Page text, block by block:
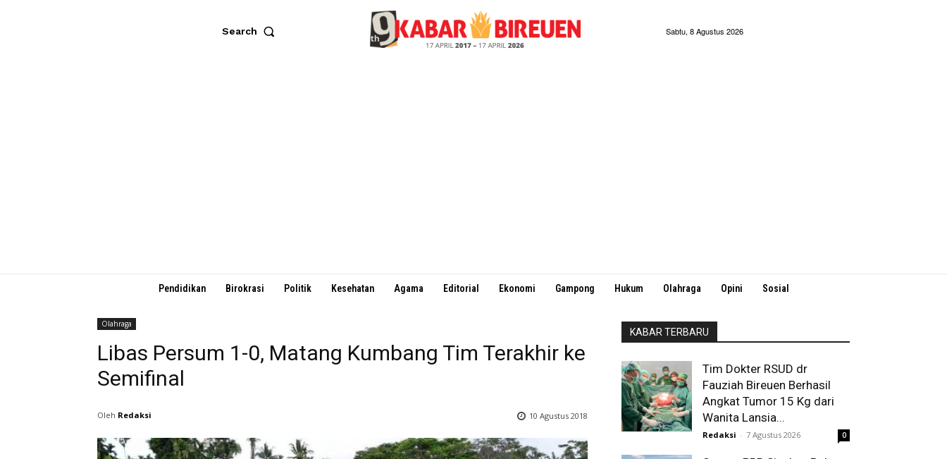
Search Sabtu, 8 Agustus 2026
Pendidikan Birokrasi Politik Kesehatan Agama Editorial Ekonomi Gampong Hukum Olahraga Opini Sosial
Olahraga
Libas Persum 1-0, Matang Kumbang Tim Terakhir ke
Semifinal
Oleh Redaksi 10 Agustus 2018
KABAR TERBARU
Tim Dokter RSUD dr
Fauziah Bireuen Berhasil
Angkat Tumor 15 Kg dari
Wanita Lansia...
Redaksi - 7 Agustus 2026 0